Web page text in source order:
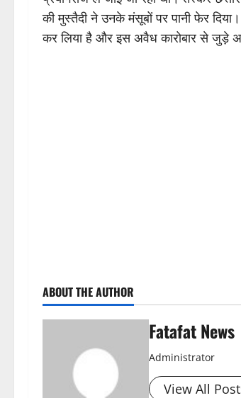
की मुस्तैदी ने उनके मंसूबों पर पानी फेर
कर लिया है और इस अवैध कारोबार से जुड़े
ABOUT THE AUTHOR
Fatafat News
Administrator
View All